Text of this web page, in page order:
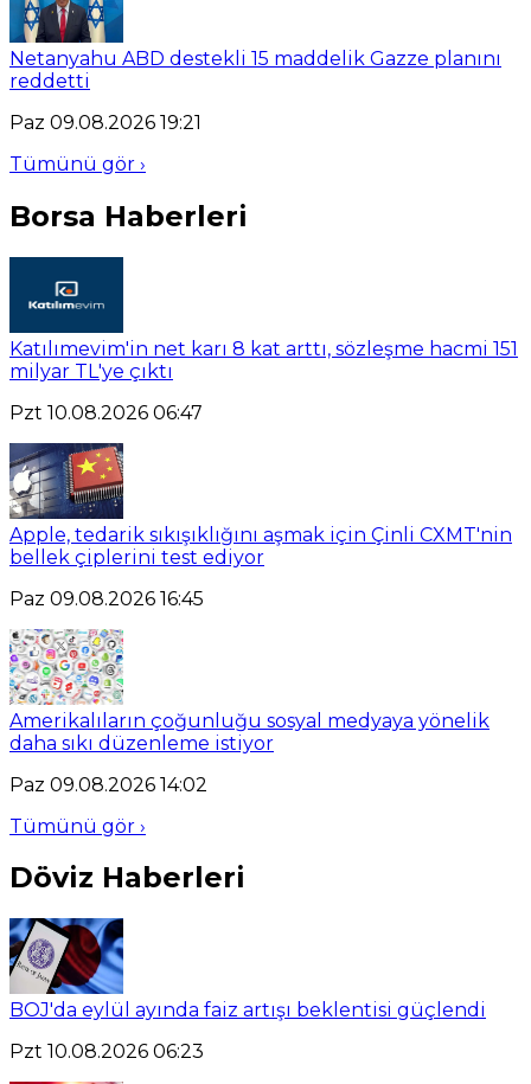
Netanyahu ABD destekli 15 maddelik Gazze planını
reddetti
Paz 09.08.2026 19:21
Tümünü gör ›
Borsa Haberleri
Katılımevim'in net karı 8 kat arttı, sözleşme hacmi 151
milyar TL'ye çıktı
Pzt 10.08.2026 06:47
Apple, tedarik sıkışıklığını aşmak için Çinli CXMT'nin
bellek çiplerini test ediyor
Paz 09.08.2026 16:45
Amerikalıların çoğunluğu sosyal medyaya yönelik
daha sıkı düzenleme istiyor
Paz 09.08.2026 14:02
Tümünü gör ›
Döviz Haberleri
BOJ'da eylül ayında faiz artışı beklentisi güçlendi
Pzt 10.08.2026 06:23